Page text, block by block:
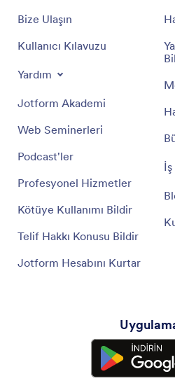
Bize Ulaşın
Kullanıcı Kılavuzu
Yardım
Jotform Akademi
Web Seminerleri
Podcast'ler
Profesyonel Hizmetler
Kötüye Kullanımı Bildir
Telif Hakkı Konusu Bildir
Jotform Hesabını Kurtar
İş